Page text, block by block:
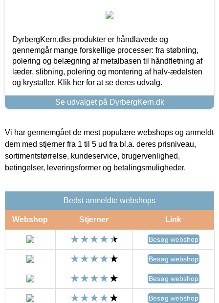
DyrbergKern.dks produkter er håndlavede og
gennemgår mange forskellige processer: fra støbning,
polering og belægning af metalbasen til håndfletning af
læder, slibning, polering og montering af halv-ædelsten
og krystaller. Klik her for at se deres udvalg.
Se udvalget på DyrbergKern.dk
Vi har gennemgået de mest populære webshops og anmeldt
dem med stjerner fra 1 til 5 ud fra bl.a. deres prisniveau,
sortimentstørrelse, kundeservice, brugervenlighed,
betingelser, leveringsformer og betalingsmuligheder.
Bedst anmeldte webshops
Webshop Stjerner Link
Besøg webshop
Besøg webshop
Besøg webshop
Besøg webshop